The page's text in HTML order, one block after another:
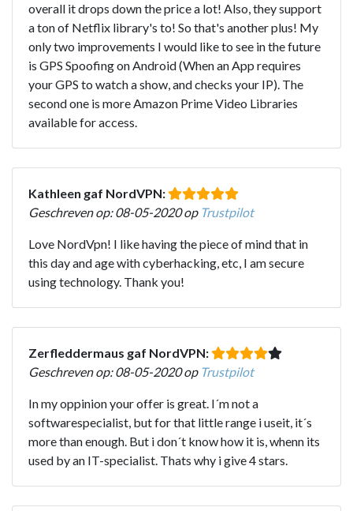
overall it drops down the price a lot! Also, they support
a ton of Netflix library's to! So that's another plus! My
only two improvements I would like to see in the future
is GPS Spoofing on Android (When an App requires
your GPS to watch a show, and checks your IP). The
second one is more Amazon Prime Video Libraries
available for access.
Kathleen gaf NordVPN:
Geschreven op: 08-05-2020 op Trustpilot
Love NordVpn! I like having the piece of mind that in
this day and age with cyberhacking, etc, I am secure
using technology. Thank you!
Zerfleddermaus gaf NordVPN:
Geschreven op: 08-05-2020 op Trustpilot
In my oppinion your offer is great. I´m not a
softwarespecialist, but for that little range i useit, it´s
more than enough. But i don´t know how it is, whenn its
used by an IT-specialist. Thats why i give 4 stars.